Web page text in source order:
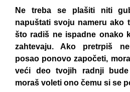
Ne treba se plašiti niti
napuštati svoju nameru ako
što radiš ne ispadne onako
zahtevaju. Ako pretrpiš
posao ponovo započeti,
veći deo tvojih radnji
moraš voleti ono čemu si se